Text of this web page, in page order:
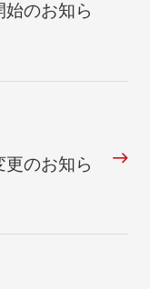
始のお知ら
のお知ら